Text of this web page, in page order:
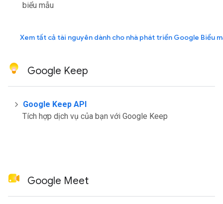
biểu mẫu
Xem tất cả tài nguyên dành cho nhà phát triển Google Biểu
Google Keep
Google Keep API
Tích hợp dịch vụ của bạn với Google Keep
Google Meet